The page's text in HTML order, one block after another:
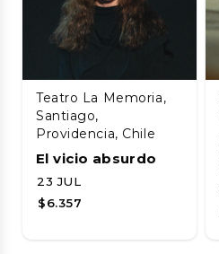
Teatro La Memoria,
Santiago,
Providencia, Chile
El vicio absurdo
23 JUL
$6.357